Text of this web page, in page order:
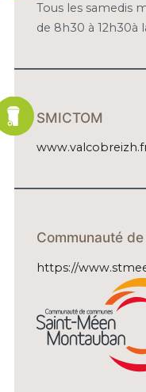
Tous les samedis
de 8h30 à 12h30à
SMICTOM
Communauté
https://